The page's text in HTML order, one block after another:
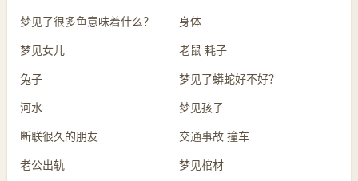
梦见了很多鱼意味着什么？ 身体
梦见女儿 老鼠 耗子
兔子 梦见了蟒蛇好不好？
河水 梦见孩子
断联很久的朋友 交通事故 撞车
老公出轨 梦见棺材